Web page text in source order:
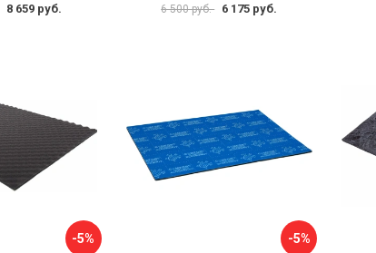
8 659 руб. 6 500 руб. 6 175 руб.
-5% -5%